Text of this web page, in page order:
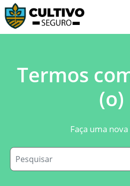
Termos
(o)
Faça uma nova